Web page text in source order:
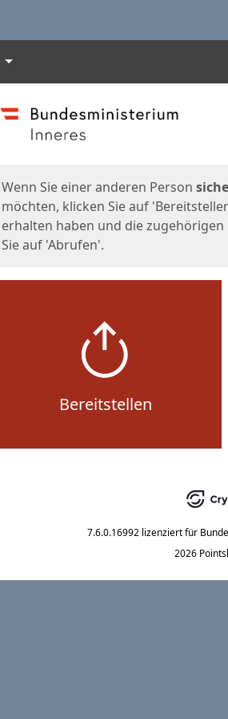
Sprachen
Wenn Sie einer anderen Person
möchten, klicken Sie auf
erhalten haben und die
Sie auf 'Abrufen'.
Bereitstellen
7.6.0.16992 lizenziert für
2026